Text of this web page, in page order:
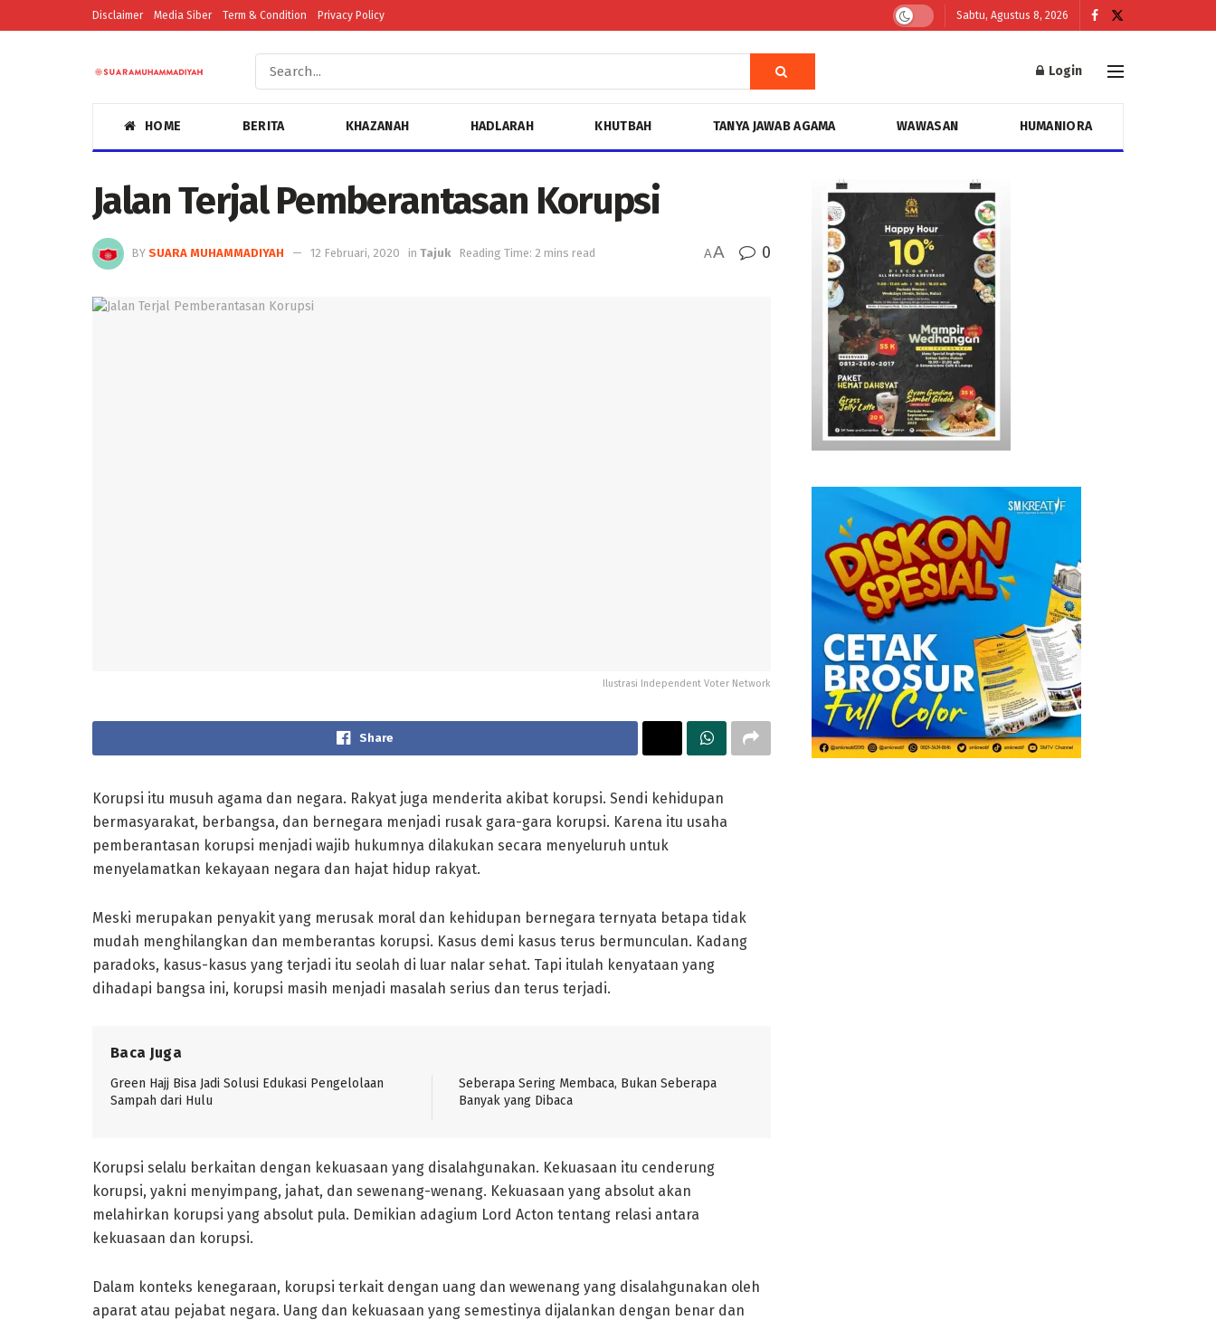
Disclaimer Media Siber Term & Condition Privacy Policy Sabtu, Agustus 8, 2026
Login
HOME BERITA KHAZANAH HADLARAH KHUTBAH TANYA JAWAB AGAMA WAWASAN HUMANIORA
Jalan Terjal Pemberantasan Korupsi
BY SUARA MUHAMMADIYAH 12 Februari, 2020 in Tajuk Reading Time: 2 mins read AA 0
Ilustrasi Independent Voter Network
Share
Korupsi itu musuh agama dan negara. Rakyat juga menderita akibat korupsi. Sendi kehidupan
bermasyarakat, berbangsa, dan bernegara menjadi rusak gara-gara korupsi. Karena itu usaha
pemberantasan korupsi menjadi wajib hukumnya dilakukan secara menyeluruh untuk
menyelamatkan kekayaan negara dan hajat hidup rakyat.
Meski merupakan penyakit yang merusak moral dan kehidupan bernegara ternyata betapa tidak
mudah menghilangkan dan memberantas korupsi. Kasus demi kasus terus bermunculan. Kadang
paradoks, kasus-kasus yang terjadi itu seolah di luar nalar sehat. Tapi itulah kenyataan yang
dihadapi bangsa ini, korupsi masih menjadi masalah serius dan terus terjadi.
Baca Juga
Green Hajj Bisa Jadi Solusi Edukasi Pengelolaan
Sampah dari Hulu
Seberapa Sering Membaca, Bukan Seberapa
Banyak yang Dibaca
Korupsi selalu berkaitan dengan kekuasaan yang disalahgunakan. Kekuasaan itu cenderung
korupsi, yakni menyimpang, jahat, dan sewenang-wenang. Kekuasaan yang absolut akan
melahirkan korupsi yang absolut pula. Demikian adagium Lord Acton tentang relasi antara
kekuasaan dan korupsi.
Dalam konteks kenegaraan, korupsi terkait dengan uang dan wewenang yang disalahgunakan oleh
aparat atau pejabat negara. Uang dan kekuasaan yang semestinya dijalankan dengan benar dan